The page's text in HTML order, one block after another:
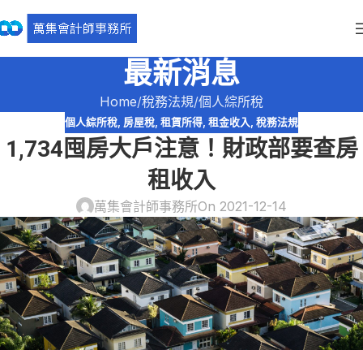
最新消息
Home 稅務法規 個人綜所稅
個人綜所稅, 房屋稅, 租賃所得, 租金收入, 稅務法規
1,734囤房大戶注意！財政部要查房
租收入
萬集會計師事務所On 2021-12-14